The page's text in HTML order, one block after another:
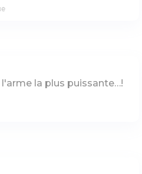
la plus puissante…!